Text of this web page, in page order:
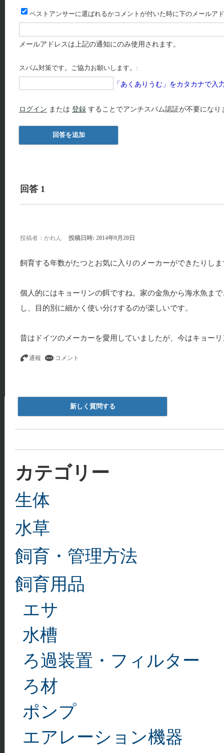
ベストアンサーに選ばれるかコメントが付いた時に下のメールア
メールアドレスは上記の通知にのみ使用されます。
スパム対策です。ご協力お願いします。:
「あくありうむ」をカタカナで入
ログイン または 登録 することでアンチスパム認証が不要になり
回答 1
投稿者：かれん 投稿日時: 2014年9月20日
飼育する年数がたつとお気に入りのメーカーができたりし
個人的にはキョーリンの餌ですね。家の金魚から海水魚ま
し、目的別に細かく使い分けするのが楽しいです。
昔はドイツのメーカーを愛用していましたが、今はキョー
新しく質問する
カテゴリー
生体
水草
飼育・管理方法
飼育用品
エサ
水槽
ろ過装置・フィルター
ろ材
ポンプ
エアレーション機器